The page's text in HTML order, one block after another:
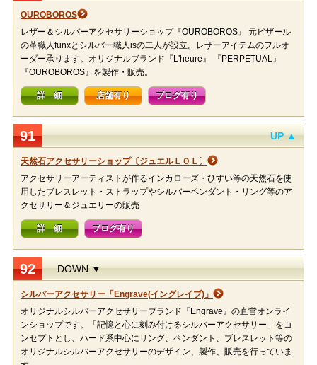
OUROBOROS
レザー＆シルバーアクセサリーショップ『OUROBOROS』 元ビザール
の革職人funxとシルバー職人isの二人が設立。レザーアイテムのフルオ
ーダー承ります。オリジナルブランド『L'heure』 『PERPETUAL』
『OUROBOROS』を製作・販売。
詳 細 店舗有り ブログ有り
91 UP ▲
天然石アクセサリーショップ〔ジュエルＬＯＬ〕
アクセサリーアーティストが作るインカローズ・ひすい等の天然石を使
用したブレスレット・ストラップやシルバーペンダント・リング等のア
クセサリー＆ジュエリーの販売
詳 細 ブログ有り
92 DOWN ▼
シルバーアクセサリー「Engrave(イングレイブ)」
オリジナルシルバーアクセサリーブランド『Engrave』の直営オンライ
ンショップです。「記憶と心に刻み付けるシルバーアクセサリー」をコ
ンセプトとし、ハード系中心にリング、ペンダント、ブレスレット等の
オリジナルシルバーアクセサリーのデザイン、製作、販売を行っていま